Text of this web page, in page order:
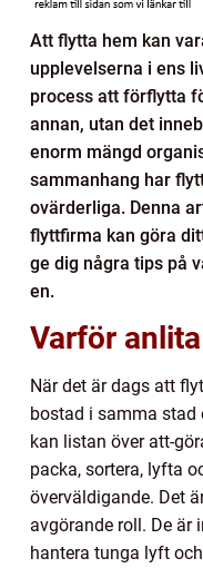
Att flytta hem kan
upplevelserna i ens
process att förflytta
annan, utan det
enorm mängd
sammanhang har
ovärderliga. Denna
flyttfirma kan göra
ge dig några tips på
en.
Varför
När det är dags att
bostad i samma stad
kan listan över att-
packa, sortera, lyfta
överväldigande. Det
avgörande roll. De är
hantera tunga lyft